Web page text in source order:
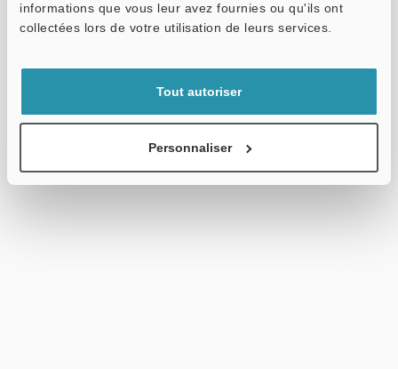
informations que vous leur avez fournies ou qu'ils ont
collectées lors de votre utilisation de leurs services.
Tout autoriser
Personnaliser